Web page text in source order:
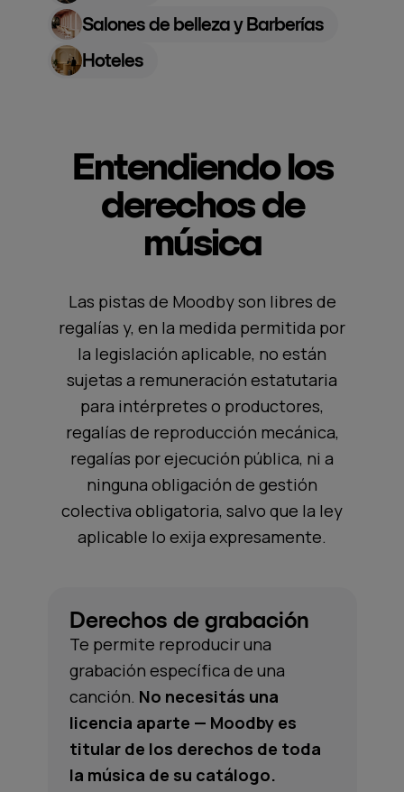
Salones de belleza y Barberías
Hoteles
Derechos de grabación
Te permite reproducir una
grabación específica de una
canción. No necesitás una
licencia aparte — Moodby es
titular de los derechos de toda
la música de su catálogo.
Las pistas de Moodby son libres de
regalías y, en la medida permitida por
la legislación aplicable, no están
sujetas a remuneración estatutaria
para intérpretes o productores,
regalías de reproducción mecánica,
regalías por ejecución pública, ni a
ninguna obligación de gestión
colectiva obligatoria, salvo que la ley
aplicable lo exija expresamente.
Entendiendo los
derechos de
música